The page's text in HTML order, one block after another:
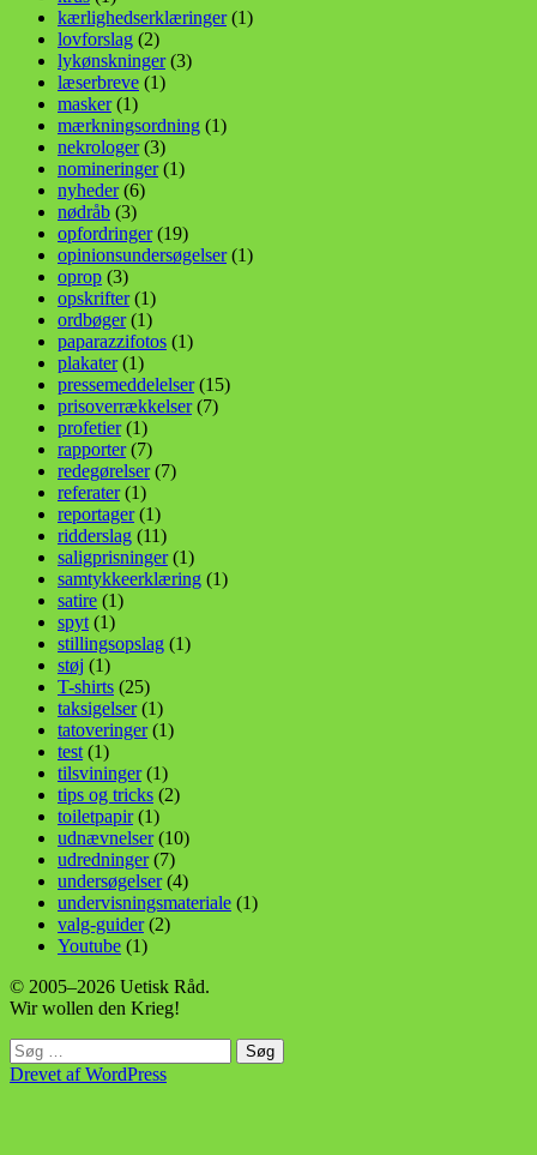
kærlighedserklæringer(1)
lovforslag (2)
lykønskninger(3)
læserbreve (1)
masker(1)
mærkningsordning (1)
nekrologer(3)
nomineringer(1)
nyheder(6)
nødråb (3)
opfordringer(19)
opinionsundersøgelser(1)
oprop (3)
opskrifter(1)
ordbøger(1)
paparazzifotos (1)
plakater(1)
pressemeddelelser(15)
prisoverrækkelser(7)
profetier(1)
rapporter(7)
redegørelser(7)
referater(1)
reportager(1)
ridderslag (11)
saligprisninger(1)
samtykkeerklæring (1)
satire (1)
spyt (1)
stillingsopslag (1)
støj (1)
T-shirts (25)
taksigelser(1)
tatoveringer(1)
test (1)
tilsvininger(1)
tips og tricks (2)
toiletpapir(1)
udnævnelser(10)
udredninger(7)
undersøgelser(4)
undervisningsmateriale (1)
valg-guider(2)
Youtube (1)
© 2005–2026 Uetisk Råd.
Wir wollen den Krieg!
Søg
efter:
Drevet af WordPress